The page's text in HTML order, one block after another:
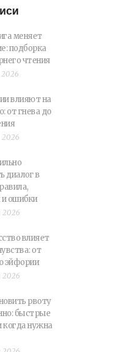
меняет
подборка
чтения
2026
влияют на
от гнева до
2026
диалог в
ошибки
2026
влияет
от
эйфории
2026
рвоту
быстрые
нужна